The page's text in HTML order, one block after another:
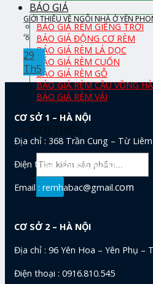
BÁO GIÁ
BÁO GIÁ RÈM GIẾNG TRỜI
BÁO GIÁ ĐỘNG CƠ RÈM
BÁO GIÁ RÈM LÁ DỌC
BÁO GIÁ RÈM CUỐN
BÁO GIÁ RÈM GỖ
BÁO GIÁ RÈM CẦU VỒNG
BÁO GIÁ RÈM VẢI
TIN TỨC
GIỚI THIỆU
kiếm:
GIỚI THIỆU VỀ NGÔI NHÀ Ở YÊN
...
29
Th5
CƠ SỞ 1 – HÀ NỘI
Địa chỉ : 368 Trần Cung – Từ
Điện thoại : 0916.810.545
Email : remhabac@gmail.com
CƠ SỞ 2 – HÀ NỘI
Địa chỉ : 96 Yên Hoa – Yên Phụ –
Điện thoại : 0916.810.545